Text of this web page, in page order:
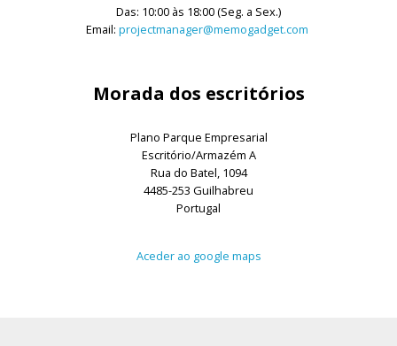
Das: 10:00 às 18:00 (Seg. a Sex.)
Email: projectmanager@memogadget.com
Morada dos escritórios
Plano Parque Empresarial
Escritório/Armazém A
Rua do Batel, 1094
4485-253 Guilhabreu
Portugal
Aceder ao google maps